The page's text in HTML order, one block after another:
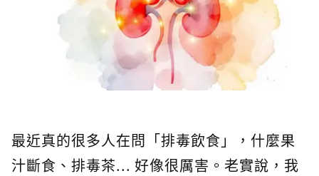
最近真的很多人在問「排毒飲食」，什麼果
汁斷食、排毒茶... 好像很厲害。老實說，我